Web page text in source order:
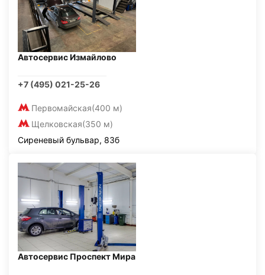
Автосервис Измайлово
+7 (495) 021-25-26
Первомайская(400 м)
Щелковская(350 м)
Сиреневый бульвар, 83б
Автосервис Проспект Мира